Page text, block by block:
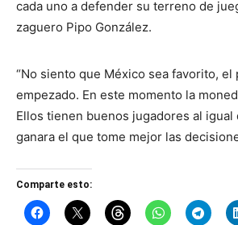
cada uno a defender su terreno de
zaguero Pipo González.
“No siento que México sea favorito, el
empezado. En este momento la
Ellos tienen buenos jugadores al
ganara el que tome mejor las
Comparte esto: